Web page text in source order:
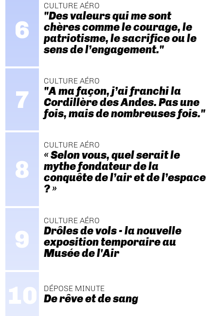
CULTURE AÉRO
"Des valeurs qui me sont
chères comme le courage, le
patriotisme, le sacrifice ou le
sens de l’engagement."
CULTURE AÉRO
"A ma façon, j’ai franchi la
Cordillère des Andes. Pas une
fois, mais de nombreuses fois."
CULTURE AÉRO
« Selon vous, quel serait le
mythe fondateur de la
conquête de l’air et de l’espace
? »
CULTURE AÉRO
Drôles de vols - la nouvelle
exposition temporaire au
Musée de l'Air
DÉPOSE MINUTE
De rêve et de sang